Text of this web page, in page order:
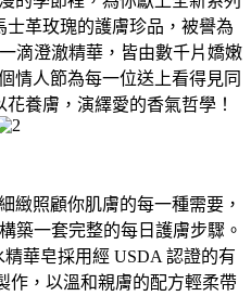
革玫瑰的護膚珍品，被譽為
滴澄澈精華，皆由數千片嬌嫩
情人節為每一位送上看得見同
養膚，演繹愛的香氣哲學！
緻照顧你肌膚的每一種需要，
築一套完整的每日護膚步驟。
華皂採用經 USDA 認證的有
作，以溫和親膚的配方輕柔帶